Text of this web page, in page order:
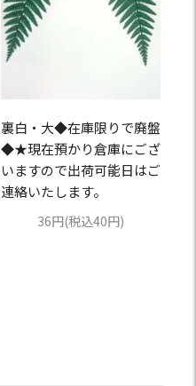
裏白・大◆在庫限りで廃盤
◆★現在預かり倉庫にござ
いますので出荷可能日はご
連絡いたします。
36円(税込40円)